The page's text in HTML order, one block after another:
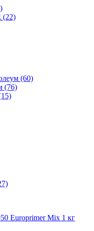
(22)
(60)
(76)
Europrimer Mix 1 кг